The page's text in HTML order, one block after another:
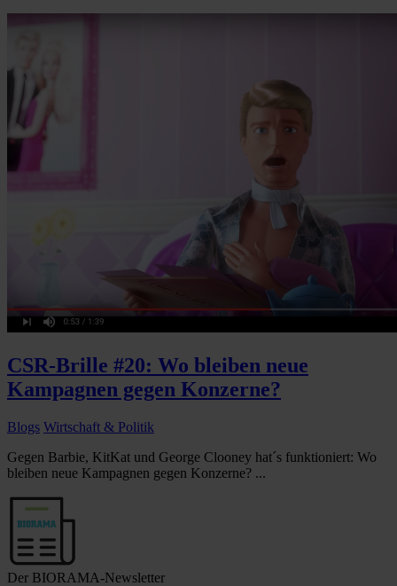
CSR-Brille #20: Wo bleiben neue
Kampagnen gegen Konzerne?
Blogs Wirtschaft & Politik
Gegen Barbie, KitKat und George Clooney hat´s funktioniert: Wo
bleiben neue Kampagnen gegen Konzerne? ...
Der BIORAMA-Newsletter